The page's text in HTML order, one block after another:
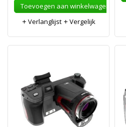
Toevoegen aan winkelwagen
Verlanglijst
Vergelijk